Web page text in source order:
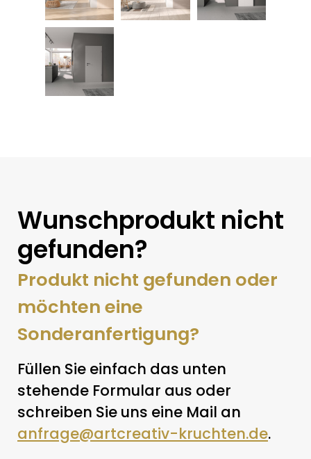
Wunschprodukt nicht
gefunden?
Produkt nicht gefunden oder
möchten eine
Sonderanfertigung?
Füllen Sie einfach das unten
stehende Formular aus oder
schreiben Sie uns eine Mail an
anfrage@artcreativ-kruchten.de.